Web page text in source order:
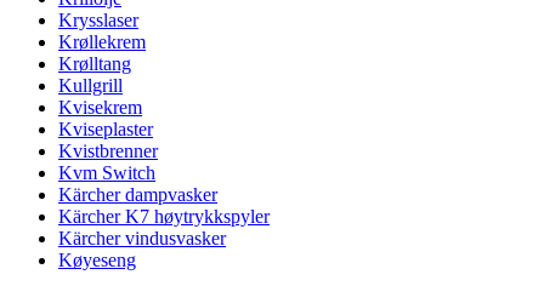
Krysslaser
Krøllekrem
Krølltang
Kullgrill
Kvisekrem
Kviseplaster
Kvistbrenner
Kvm Switch
Kärcher dampvasker
Kärcher K7 høytrykkspyler
Kärcher vindusvasker
Køyeseng